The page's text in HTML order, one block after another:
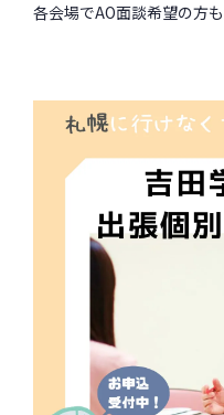
各会場でAO面談希望の方も